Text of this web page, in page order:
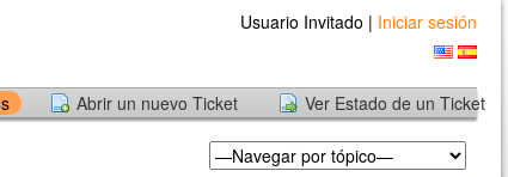
Usuario Invitado | Iniciar sesión
Abrir un nuevo Ticket
Ver Estado de un Ticket